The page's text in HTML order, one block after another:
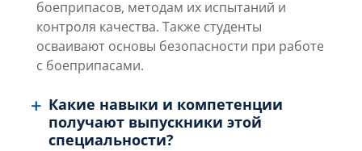
боеприпасов, методам их испытаний и
контроля качества. Также студенты
осваивают основы безопасности при работе
с боеприпасами.
Какие навыки и компетенции
получают выпускники этой
специальности?